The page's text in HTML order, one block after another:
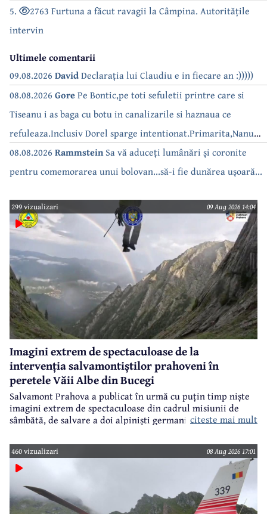
5.
2763 Furtuna a făcut ravagii la Câmpina. Autoritățile
intervin
Ultimele comentarii
09.08.2026 DavidDeclarația lui Claudiu e in fiecare an :)))))
08.08.2026 GorePe Bontic,pe toti sefuletii printre care si
Tiseanu i as baga cu botu in canalizarile si haznaua ce
refuleaza.Inclusiv Dorel sparge intentionat.Primarita,Nanu
bea apa de la robinet.Asta as intreba o si pe Izabel Mitrea
08.08.2026 RammsteinSa vă aduceți lumânări și coronite
pentru comemorarea unui bolovan...să-i fie dunărea ușoară...
299 vizualizari 09 Aug 2026 14:04
Imagini extrem de spectaculoase de la
intervenția salvamontiștilor prahoveni în
peretele Văii Albe din Bucegi
Salvamont Prahova a publicat în urmă cu puțin timp niște
imagini extrem de spectaculoase din cadrul misiunii de
sâmbătă, de salvare a doi alpiniști germani din peretele
citeste mai mult
460 vizualizari 08 Aug 2026 17:01